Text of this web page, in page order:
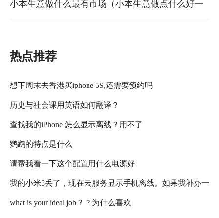
注意事项）
小本生意做什么最有市场（小本生意做点什么好一
热点推荐
想下周末去香港买iphone 5S,还需要预约吗
历史与社会课用英语如何翻译？
查找我的iPhone 怎么显示离线？用不了
鹦鹉的特点是什么
请帮我看一下这个配置用什么电源好
我的小米3丢了，现在云服务显示手机离线。如果我补办一
张sim卡，还能定位丢了的手机吗？
what is your ideal job？？为什么喜欢